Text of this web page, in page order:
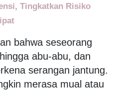
Tingkatkan Risiko
bahwa seseorang
abu-abu, dan
serangan jantung.
merasa mual atau